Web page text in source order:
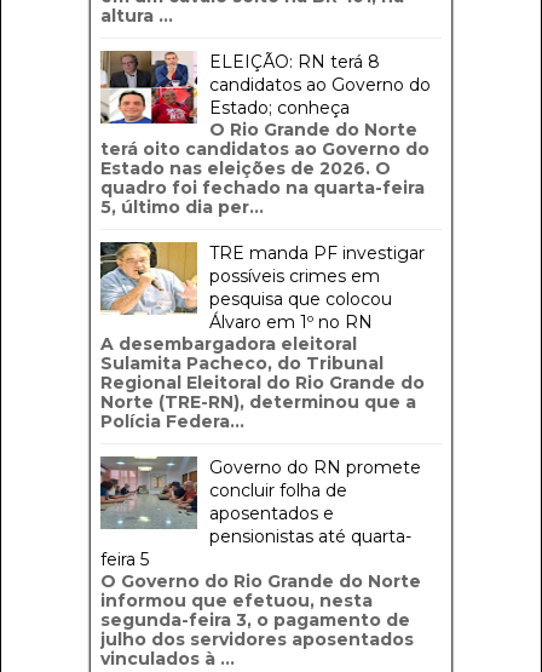
altura ...
ELEIÇÃO: RN terá 8
candidatos ao Governo do
Estado; conheça
O Rio Grande do Norte
terá oito candidatos ao Governo do
Estado nas eleições de 2026. O
quadro foi fechado na quarta-feira
5, último dia per...
TRE manda PF investigar
possíveis crimes em
pesquisa que colocou
Álvaro em 1º no RN
A desembargadora eleitoral
Sulamita Pacheco, do Tribunal
Regional Eleitoral do Rio Grande do
Norte (TRE-RN), determinou que a
Polícia Federa...
Governo do RN promete
concluir folha de
aposentados e
pensionistas até quarta-
feira 5
O Governo do Rio Grande do Norte
informou que efetuou, nesta
segunda-feira 3, o pagamento de
julho dos servidores aposentados
vinculados à ...